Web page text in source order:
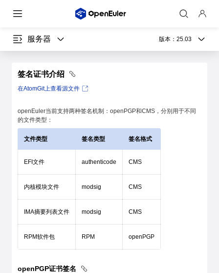
服务器 版本： 25.03
签名证书介绍
在AtomGit上查看源文件
openEuler当前支持两种签名机制：openPGP和CMS，分别用于不同
的文件类型：
文件类型 签名类型 签名格式
EFI文件 authenticode CMS
内核模块文件 modsig CMS
IMA摘要列表文件 modsig CMS
RPM软件包 RPM openPGP
openPGP证书签名